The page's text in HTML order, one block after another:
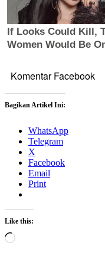
Komentar Facebook
Bagikan Artikel Ini:
WhatsApp
Telegram
X
Facebook
Email
Print
Like this:
Loading…